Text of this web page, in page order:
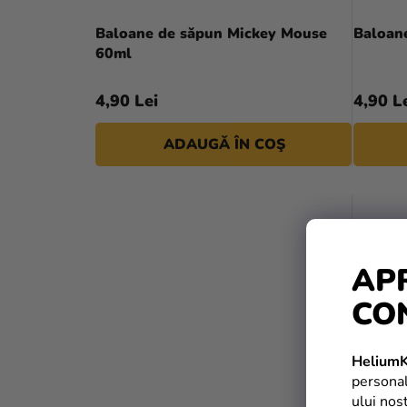
ului
Baloane de săpun Mickey Mouse
60ml
4,90 Lei
ADAUGĂ ÎN COŞ
4,90